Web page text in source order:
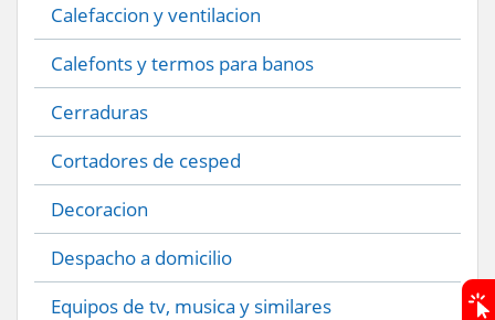
Calefaccion y ventilacion
Calefonts y termos para banos
Cerraduras
Cortadores de cesped
Decoracion
Despacho a domicilio
Equipos de tv, musica y similares